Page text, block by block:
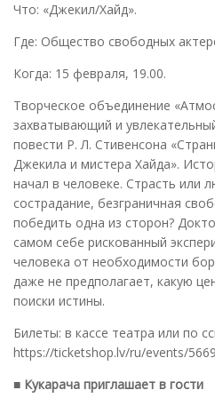
Что: «Джекил/Хайд».
Где: Общество свободных
Когда: 15 февраля, 19.00.
Творческое объединение
захватывающий и
повести Р. Л. Стивенсона
Джекила и мистера Хайда».
начал в человеке. Страсть или
сострадание, безграничная
победить одна из сторон?
самом себе рискованный
человека от необходимости
даже не предполагает, какую
поиски истины.
Билеты: в кассе театра или по
https://ticketshop.lv/ru/events/
■ Кукарача приглашает в гости